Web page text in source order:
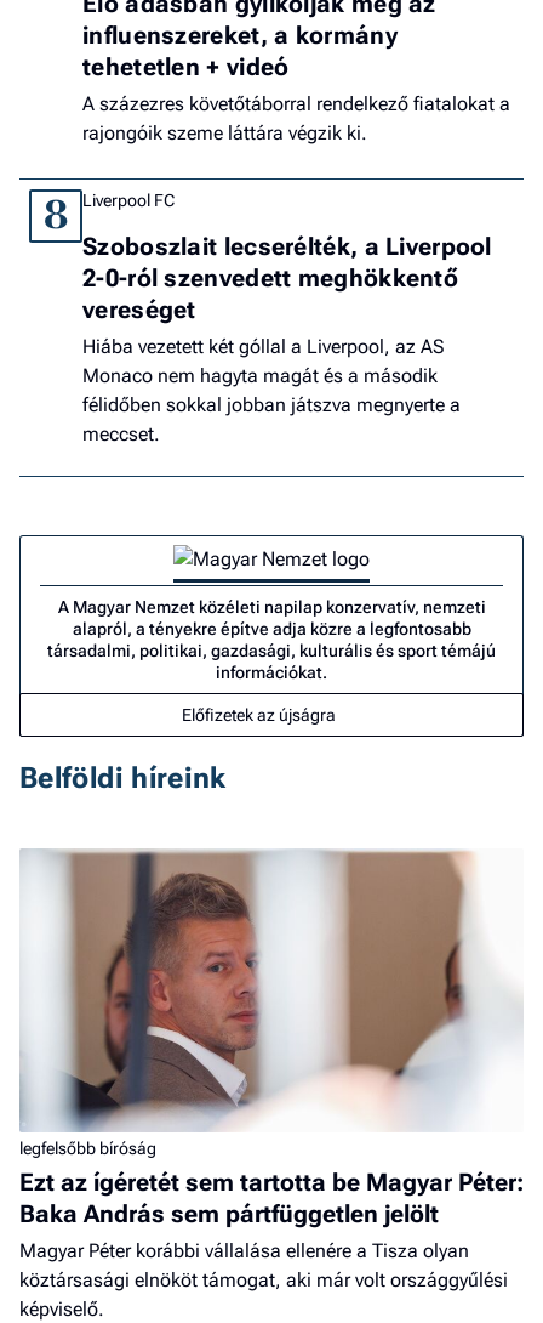
influenszereket, a kormány
tehetetlen + videó
A százezres követőtáborral rendelkező fiatalokat a
rajongóik szeme láttára végzik ki.
8 Liverpool FC
Szoboszlait lecserélték, a Liverpool
2-0-ról szenvedett meghökkentő
vereséget
Hiába vezetett két góllal a Liverpool, az AS
Monaco nem hagyta magát és a második
félidőben sokkal jobban játszva megnyerte a
meccset.
A Magyar Nemzet közéleti napilap konzervatív, nemzeti
alapról, a tényekre építve adja közre a legfontosabb
társadalmi, politikai, gazdasági, kulturális és sport témájú
információkat.
Előfizetek az újságra
Belföldi híreink
legfelsőbb bíróság
Ezt az ígéretét sem tartotta be Magyar Péter:
Baka András sem pártfüggetlen jelölt
Magyar Péter korábbi vállalása ellenére a Tisza olyan
köztársasági elnököt támogat, aki már volt országgyűlési
képviselő.